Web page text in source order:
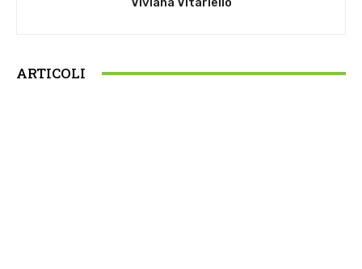
ARTICOLI